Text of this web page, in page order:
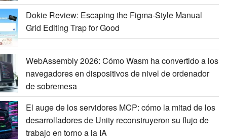
Dokie Review: Escaping the Figma-Style Manual
Grid Editing Trap for Good
WebAssembly 2026: Cómo Wasm ha convertido a los
navegadores en dispositivos de nivel de ordenador
de sobremesa
El auge de los servidores MCP: cómo la mitad de los
desarrolladores de Unity reconstruyeron su flujo de
trabajo en torno a la IA